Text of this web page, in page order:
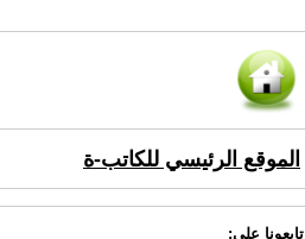
الموقع الرئيسي للكاتب-ة
تابعونا على: